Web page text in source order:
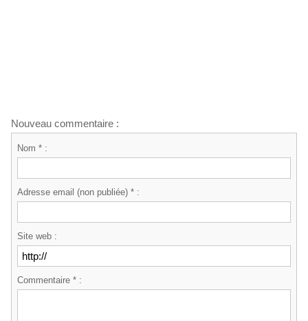
Nouveau commentaire :
Nom * :
Adresse email (non publiée) * :
Site web :
Commentaire * :